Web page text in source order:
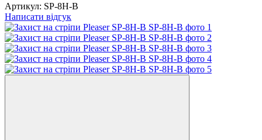
Артикул: SP-8H-B
Написати відгук